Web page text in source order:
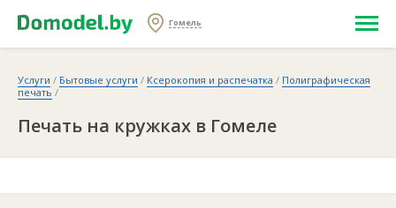
Гомель
Услуги / Бытовые услуги / Ксерокопия и распечатка / Полиграфическая
печать /
Печать на кружках в Гомеле